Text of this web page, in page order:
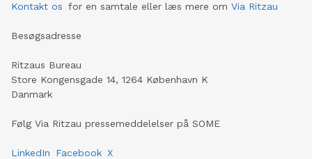
Kontakt os for en samtale eller læs mere om Via Ritzau
Besøgsadresse
Ritzaus Bureau
Store Kongensgade 14, 1264 København K
Danmark
Følg Via Ritzau pressemeddelelser på SOME
LinkedIn Facebook X